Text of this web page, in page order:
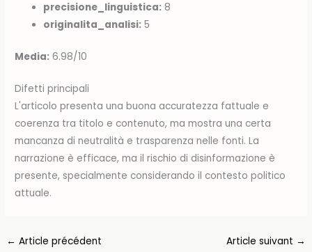
precisione_linguistica: 8
originalita_analisi: 5
Media: 6.98/10
Difetti principali
L'articolo presenta una buona accuratezza fattuale e
coerenza tra titolo e contenuto, ma mostra una certa
mancanza di neutralità e trasparenza nelle fonti. La
narrazione è efficace, ma il rischio di disinformazione è
presente, specialmente considerando il contesto politico
attuale.
← Article précédent Article suivant →